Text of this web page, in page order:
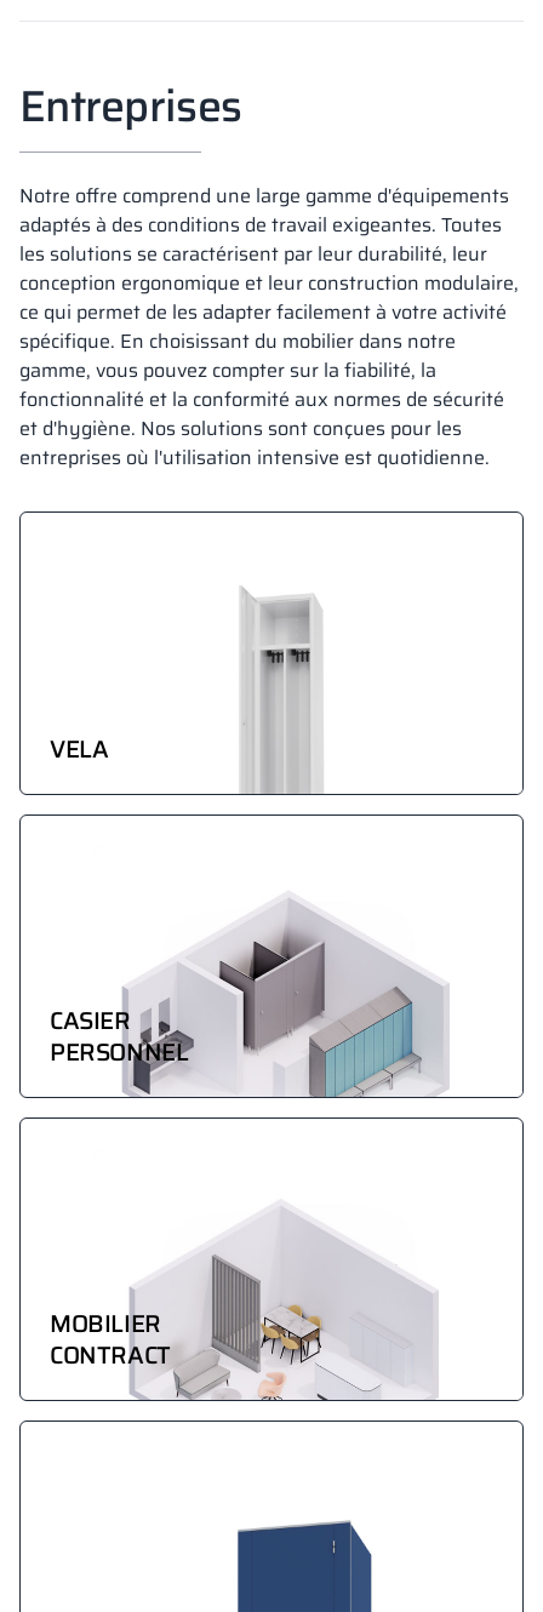
Entreprises
Notre offre comprend une large gamme d'équipements
adaptés à des conditions de travail exigeantes. Toutes
les solutions se caractérisent par leur durabilité, leur
conception ergonomique et leur construction modulaire,
ce qui permet de les adapter facilement à votre activité
spécifique. En choisissant du mobilier dans notre
gamme, vous pouvez compter sur la fiabilité, la
fonctionnalité et la conformité aux normes de sécurité
et d'hygiène. Nos solutions sont conçues pour les
entreprises où l'utilisation intensive est quotidienne.
VELA
CASIER
PERSONNEL
MOBILIER
CONTRACT